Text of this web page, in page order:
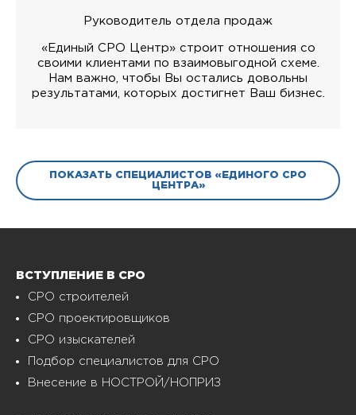
Руководитель отдела продаж
«Единый СРО Центр» строит отношения со
своими клиентами по взаимовыгодной схеме.
Нам важно, чтобы Вы остались довольны
результатами, которых достигнет Ваш бизнес.
ПОКАЗАТЬ СПЕЦИАЛИСТОВ «ЕДИНОГО СРО
ЦЕНТРА»
ВСТУПЛЕНИЕ В СРО
СРО строителей
СРО проектировщиков
СРО изыскателей
Подбор специалистов для СРО
Внесение в НОСТРОЙ/НОПРИЗ